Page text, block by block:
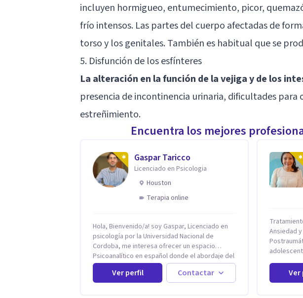
incluyen hormigueo, entumecimiento, picor,
frío intensos. Las partes del cuerpo afectadas de
torso y los genitales. También es habitual que se
5. Disfunción de los esfínteres
La alteración en la función de la vejiga y de los
presencia de incontinencia urinaria, dificultades para
estreñimiento.
Encuentra los mejores
Gaspar Taricco
Licenciado en Psicologia
Houston
Terapia online
Hola, Bienvenido/a! soy Gaspar, Licenciado en
psicología por la Universidad Nacional de
Cordoba, me interesa ofrecer un espacio
Psicoanalítico en español donde el abordaje del
malestar sea desde una escucha atenta, sin
prejuicios y rescatando lo singular de cada
caso, sin caer en etiquetas. Considero que
Ver perfil Contactar
Ansiedad
y
Ver